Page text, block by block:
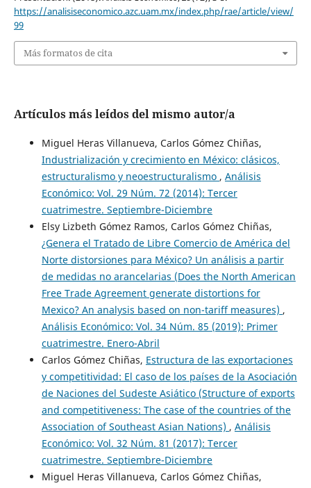
https://analisiseconomico.azc.uam.mx/index.php/rae/article/view/
99
Más formatos de cita
Artículos más leídos del mismo autor/a
Miguel Heras Villanueva, Carlos Gómez Chiñas,
Industrialización y crecimiento en México: clásicos,
estructuralismo y neoestructuralismo , Análisis
Económico: Vol. 29 Núm. 72 (2014): Tercer
cuatrimestre. Septiembre-Diciembre
Elsy Lizbeth Gómez Ramos, Carlos Gómez Chiñas,
¿Genera el Tratado de Libre Comercio de América del
Norte distorsiones para México? Un análisis a partir
de medidas no arancelarias (Does the North American
Free Trade Agreement generate distortions for
Mexico? An analysis based on non-tariff measures) ,
Análisis Económico: Vol. 34 Núm. 85 (2019): Primer
cuatrimestre. Enero-Abril
Carlos Gómez Chiñas, Estructura de las exportaciones
y competitividad: El caso de los países de la Asociación
de Naciones del Sudeste Asiático (Structure of exports
and competitiveness: The case of the countries of the
Association of Southeast Asian Nations) , Análisis
Económico: Vol. 32 Núm. 81 (2017): Tercer
cuatrimestre. Septiembre-Diciembre
Miguel Heras Villanueva, Carlos Gómez Chiñas,